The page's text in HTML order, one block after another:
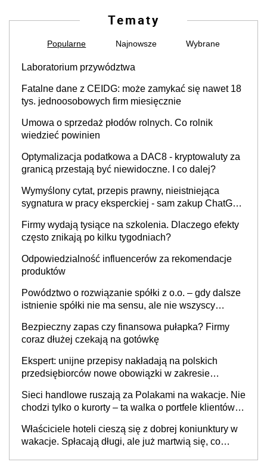
Tematy
Popularne Najnowsze Wybrane
Laboratorium przywództwa
Fatalne dane z CEIDG: może zamykać się nawet 18
tys. jednoosobowych firm miesięcznie
Umowa o sprzedaż płodów rolnych. Co rolnik
wiedzieć powinien
Optymalizacja podatkowa a DAC8 - kryptowaluty za
granicą przestają być niewidoczne. I co dalej?
Wymyślony cytat, przepis prawny, nieistniejąca
sygnatura w pracy eksperckiej - sam zakup ChatGPT
Firmy wydają tysiące na szkolenia. Dlaczego efekty
często znikają po kilku tygodniach?
Odpowiedzialność influencerów za rekomendacje
produktów
Powództwo o rozwiązanie spółki z o.o. – gdy dalsze
istnienie spółki nie ma sensu, ale nie wszyscy
Bezpieczny zapas czy finansowa pułapka? Firmy
coraz dłużej czekają na gotówkę
Ekspert: unijne przepisy nakładają na polskich
przedsiębiorców nowe obowiązki w zakresie
Sieci handlowe ruszają za Polakami na wakacje. Nie
chodzi tylko o kurorty – ta walka o portfele klientów
cichu
Właściciele hoteli cieszą się z dobrej koniunktury w
wakacje. Spłacają długi, ale już martwią się, co